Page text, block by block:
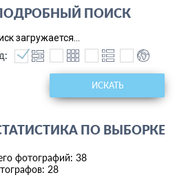
ПОИСК
загружается...
ИСКАТЬ
ПО ВЫБОРКЕ
фотографий: 38
28